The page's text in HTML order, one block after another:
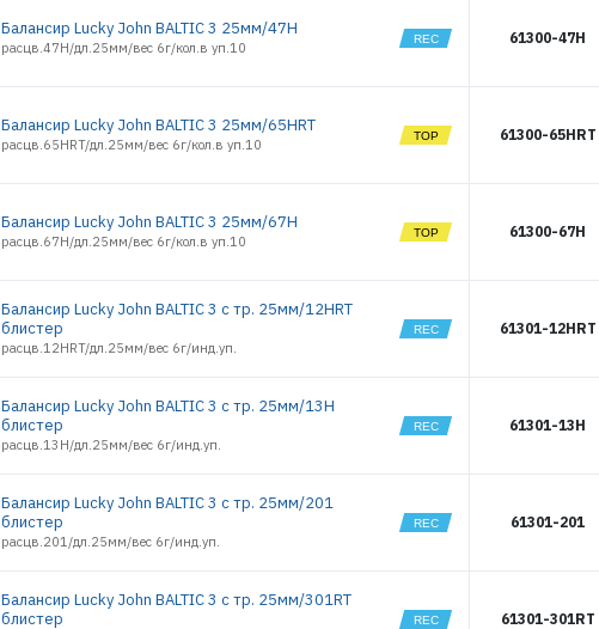
Балансир Lucky John BALTIC 3 25мм/47H
расцв.47H/дл.25мм/вес 6г/кол.в уп.10
61300-47H
Балансир Lucky John BALTIC 3 25мм/65HRT
расцв.65HRT/дл.25мм/вес 6г/кол.в уп.10
61300-65HRT
Балансир Lucky John BALTIC 3 25мм/67H
расцв.67H/дл.25мм/вес 6г/кол.в уп.10
61300-67H
Балансир Lucky John BALTIC 3 с тр. 25мм/12HRT
блистер
расцв.12HRT/дл.25мм/вес 6г/инд.уп.
61301-12HRT
Балансир Lucky John BALTIC 3 с тр. 25мм/13H
блистер
расцв.13H/дл.25мм/вес 6г/инд.уп.
61301-13H
Балансир Lucky John BALTIC 3 с тр. 25мм/201
блистер
расцв.201/дл.25мм/вес 6г/инд.уп.
61301-201
Балансир Lucky John BALTIC 3 с тр. 25мм/301RT
блистер
61301-301RT